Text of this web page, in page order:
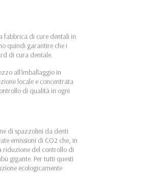
fabbrica di cure dentali in
quindi garantire che i
di cura dentale.
all'imballaggio in
locale e concentrata
di qualità in ogni
di spazzolini da denti
emissioni di CO2 che, in
riduzione del controllo di
gigante. Per tutti questi
ecologicamente